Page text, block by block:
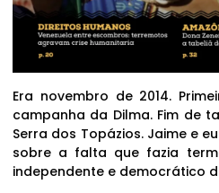
Era novembro de 2014.
campanha da Dilma. Fim de
Serra dos Topázios. Jaime e
sobre a falta que fazia
independente e democrático